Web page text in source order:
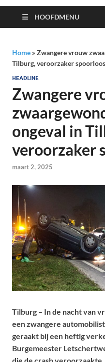
HOOFDMENU
Home » Zwangere vrouw
Tilburg, veroorzaker spoorloos
HEADLINE
Zwangere
ongeval in
veroorzaker
maart 2, 2025
Tilburg – In de nacht van
een zwangere
geraakt bij een heftig
Burgemeester